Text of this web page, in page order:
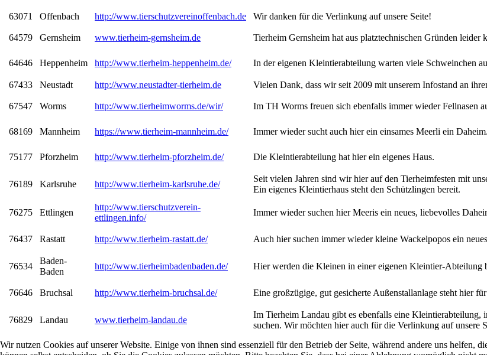
63071 Offenbach http://www.tierschutzvereinoffenbach.de Wir danken für die Verlinkung auf unsere Seite!
64579 Gernsheim www.tierheim-gernsheim.de Tierheim Gernsheim hat aus platztechnischen Gründen
64646 Heppenheim http://www.tierheim-heppenheim.de/ In der eigenen Kleintierabteilung warten viele Schweinchen
67433 Neustadt http://www.neustadter-tierheim.de Vielen Dank, dass wir seit 2009 mit unserem Infostand an
67547 Worms http://www.tierheimworms.de/wir/ Im TH Worms freuen sich ebenfalls immer wieder Fellnasen
68169 Mannheim https://www.tierheim-mannheim.de/ Immer wieder sucht auch hier ein einsames Meerli ein Daheim.
75177 Pforzheim http://www.tierheim-pforzheim.de/ Die Kleintierabteilung hat hier ein eigenes Haus.
76189 Karlsruhe http://www.tierheim-karlsruhe.de/
Seit vielen Jahren sind wir hier auf den Tierheimfesten mit
Ein eigenes Kleintierhaus steht den Schützlingen bereit.
76275 Ettlingen
http://www.tierschutzverein-
ettlingen.info/
Immer wieder suchen hier Meeris ein neues, liebevolles
76437 Rastatt http://www.tierheim-rastatt.de/ Auch hier suchen immer wieder kleine Wackelpopos ein
76534
Baden-
Baden
http://www.tierheimbadenbaden.de/ Hier werden die Kleinen in einer eigenen Kleintier-Abteilung
76646 Bruchsal http://www.tierheim-bruchsal.de/ Eine großzügige, gut gesicherte Außenstallanlage steht hier
76829 Landau www.tierheim-landau.de
Im Tierheim Landau gibt es ebenfalls eine Kleintierabteilung,
suchen. Wir möchten hier auch für die Verlinkung auf unsere
Wir nutzen Cookies auf unserer Website. Einige von ihnen sind essenziell für den Betrieb der Seite, während andere uns helfen,